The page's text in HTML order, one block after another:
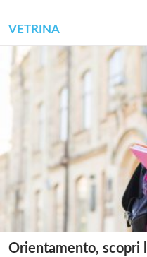
VETRINA
Orientamento, scopri